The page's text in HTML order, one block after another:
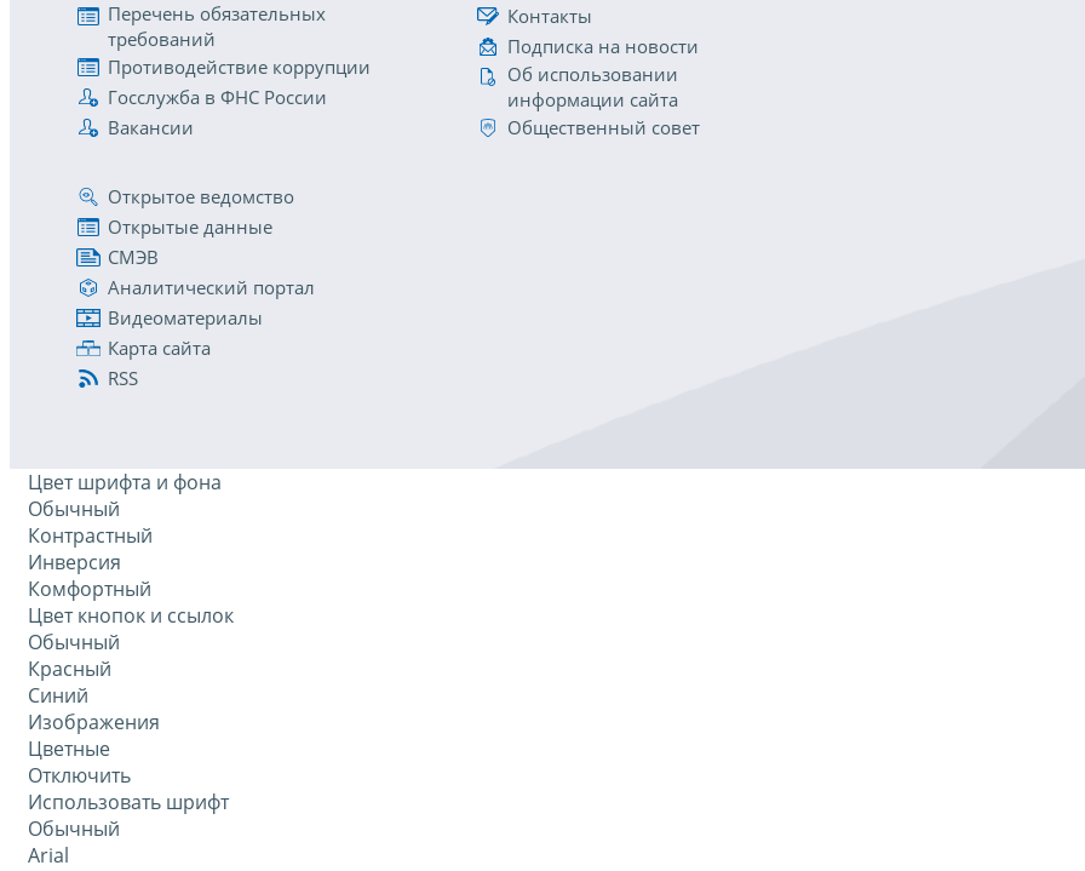
Перечень обязательных
требований
Противодействие коррупции
Госслужба в ФНС России
Вакансии
Контакты
Подписка на новости
Об использовании
информации сайта
Общественный совет
Открытое ведомство
Открытые данные
СМЭВ
Аналитический портал
Видеоматериалы
Карта сайта
RSS
Цвет шрифта и фона
Обычный
Контрастный
Инверсия
Комфортный
Цвет кнопок и ссылок
Обычный
Красный
Синий
Изображения
Цветные
Отключить
Использовать шрифт
Обычный
Arial